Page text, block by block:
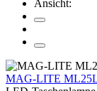
Ansicht:
MAG-LITE